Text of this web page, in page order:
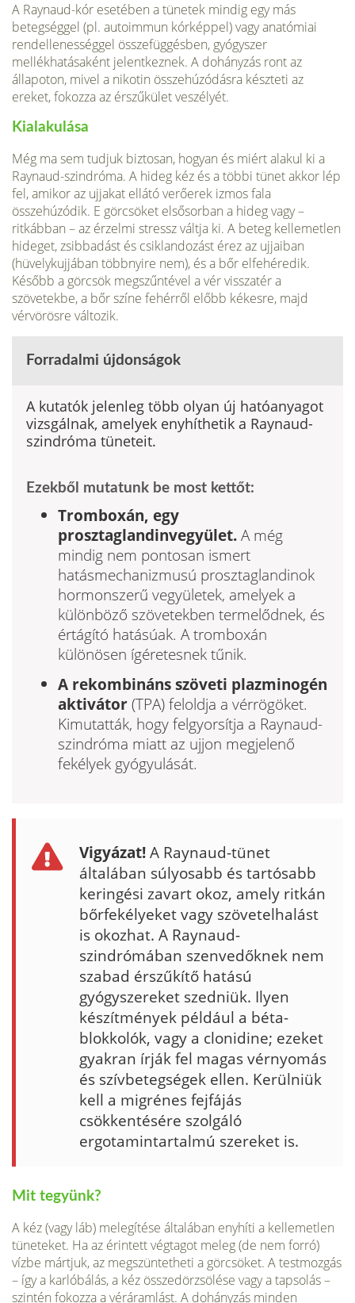
A Raynaud-kór esetében a tünetek mindig egy más
betegséggel (pl. autoimmun kórképpel) vagy anatómiai
rendellenességgel összefüggésben, gyógyszer
mellékhatásaként jelentkeznek. A dohányzás ront az
állapoton, mivel a nikotin összehúzódásra készteti az
ereket, fokozza az érszűkület veszélyét.
Kialakulása
Még ma sem tudjuk biztosan, hogyan és miért alakul ki a
Raynaud-szindróma. A hideg kéz és a többi tünet akkor lép
fel, amikor az ujjakat ellátó verőerek izmos fala
összehúzódik. E görcsöket elsősorban a hideg vagy –
ritkábban – az érzelmi stressz váltja ki. A beteg kellemetlen
hideget, zsibbadást és csiklandozást érez az ujjaiban
(hüvelykujjában többnyire nem), és a bőr elfehéredik.
Később a görcsök megszűntével a vér visszatér a
szövetekbe, a bőr színe fehérről előbb kékesre, majd
vérvörösre változik.
Forradalmi újdonságok
A kutatók jelenleg több olyan új hatóanyagot
vizsgálnak, amelyek enyhíthetik a Raynaud-
szindróma tüneteit.
Ezekből mutatunk be most kettőt:
Tromboxán, egy
prosztaglandinvegyület.A még
mindig nem pontosan ismert
hatásmechanizmusú prosztaglandinok
hormonszerű vegyületek, amelyek a
különböző szövetekben termelődnek, és
értágító hatásúak. A tromboxán
különösen ígéretesnek tűnik.
A rekombináns szöveti plazminogén
aktivátor(TPA) feloldja a vérrögöket.
Kimutatták, hogy felgyorsítja a Raynaud-
szindróma miatt az ujjon megjelenő
fekélyek gyógyulását.
Vigyázat!A Raynaud-tünet
általában súlyosabb és tartósabb
keringési zavart okoz, amely ritkán
bőrfekélyeket vagy szövetelhalást
is okozhat. A Raynaud-
szindrómában szenvedőknek nem
szabad érszűkítő hatású
gyógyszereket szedniük. Ilyen
készítmények például a béta-
blokkolók, vagy a clonidine; ezeket
gyakran írják fel magas vérnyomás
és szívbetegségek ellen. Kerülniük
kell a migrénes fejfájás
csökkentésére szolgáló
ergotamintartalmú szereket is.
Mit tegyünk?
A kéz (vagy láb) melegítése általában enyhíti a kellemetlen
tüneteket. Ha az érintett végtagot meleg (de nem forró)
vízbe mártjuk, az megszüntetheti a görcsöket. A testmozgás
– így a karlóbálás, a kéz összedörzsölése vagy a tapsolás –
szintén fokozza a véráramlást. A dohányzás minden